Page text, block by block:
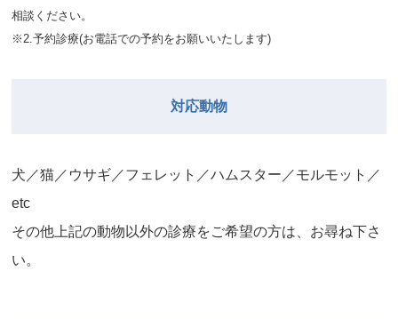
相談ください。
※2.予約診療(お電話での予約をお願いいたします)
対応動物
⽝／猫／ウサギ／フェレット／ハムスター／モルモット／
etc
その他上記の動物以外の診療をご希望の⽅は、お尋ね下さ
い。